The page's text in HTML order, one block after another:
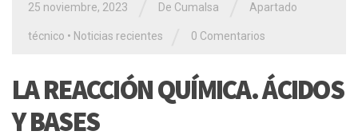
25 noviembre, 2023 De Cumalsa Apartado
técnico • Noticias recientes 0 Comentarios
LA REACCIÓN QUÍMICA. ÁCIDOS
Y BASES